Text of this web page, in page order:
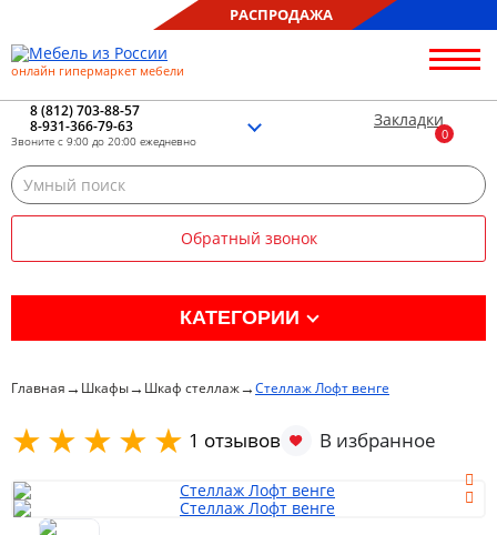
РАСПРОДАЖА
Контакты
Благотворительность
Блог
Сборка
Оплата
Отзывы
Закладки
онлайн гипермаркет мебели
8 (812) 703-88-57
8-931-366-79-63
Звоните с 9:00 до 20:00 ежедневно
Обратный звонок
КАТЕГОРИИ
Кухня
Главная→ Шкафы→ Шкаф стеллаж→Стеллаж Лофт венге
1 отзывов